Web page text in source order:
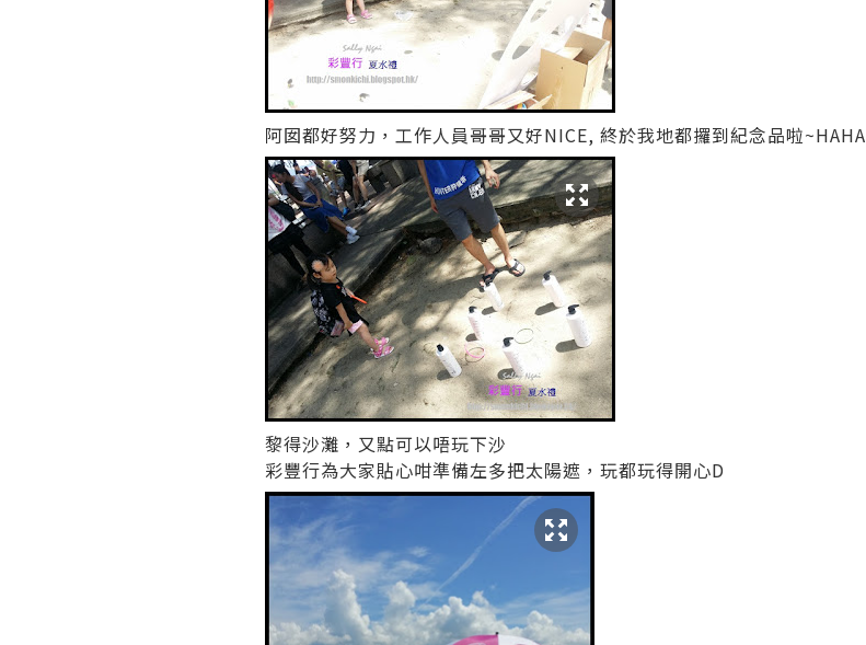
阿囡都好努力，工作人員哥哥又好NICE, 終於我地都攞到紀念品啦~HAHA
黎得沙灘，又點可以唔玩下沙
彩豐行為大家貼心咁準備左多把太陽遮，玩都玩得開心D